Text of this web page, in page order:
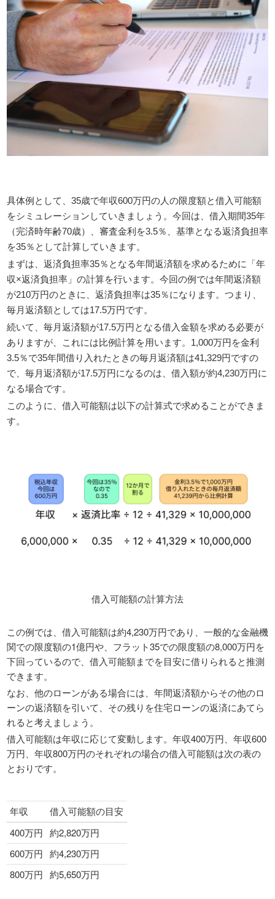
具体例として、35歳で年収600万円の人の限度額と借入可能額
をシミュレーションしていきましょう。今回は、借入期間35年
（完済時年齢70歳）、審査金利を3.5％、基準となる返済負担率
を35％として計算していきます。
まずは、返済負担率35％となる年間返済額を求めるために「年
収×返済負担率」の計算を行います。今回の例では年間返済額
が210万円のときに、返済負担率は35％になります。つまり、
毎月返済額としては17.5万円です。
続いて、毎月返済額が17.5万円となる借入金額を求める必要が
ありますが、これには比例計算を用います。1,000万円を金利
3.5％で35年間借り入れたときの毎月返済額は41,329円ですの
で、毎月返済額が17.5万円になるのは、借入額が約4,230万円に
なる場合です。
このように、借入可能額は以下の計算式で求めることができま
す。
借入可能額の計算方法
この例では、借入可能額は約4,230万円であり、一般的な金融機
関での限度額の1億円や、フラット35での限度額の8,000万円を
下回っているので、借入可能額までを目安に借りられると推測
できます。
なお、他のローンがある場合には、年間返済額からその他のロ
ーンの返済額を引いて、その残りを住宅ローンの返済にあてら
れると考えましょう。
借入可能額は年収に応じて変動します。年収400万円、年収600
万円、年収800万円のそれぞれの場合の借入可能額は次の表の
とおりです。
年収
借入可能額の目安
400万円 約2,820万円
600万円 約4,230万円
800万円 約5,650万円